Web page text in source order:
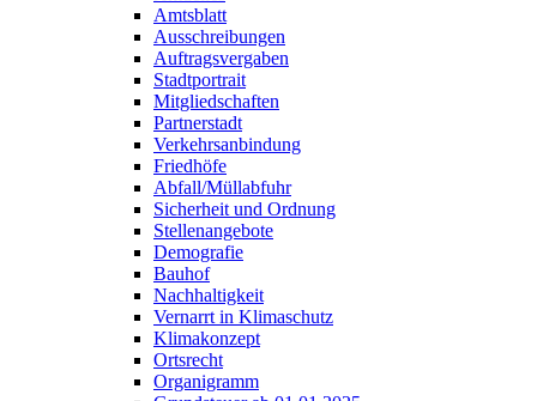
Amtsblatt
Ausschreibungen
Auftragsvergaben
Stadtportrait
Mitgliedschaften
Partnerstadt
Verkehrsanbindung
Friedhöfe
Abfall/Müllabfuhr
Sicherheit und Ordnung
Stellenangebote
Demografie
Bauhof
Nachhaltigkeit
Vernarrt in Klimaschutz
Klimakonzept
Ortsrecht
Organigramm